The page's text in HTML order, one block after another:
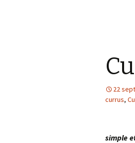
22
currus,
En
simple